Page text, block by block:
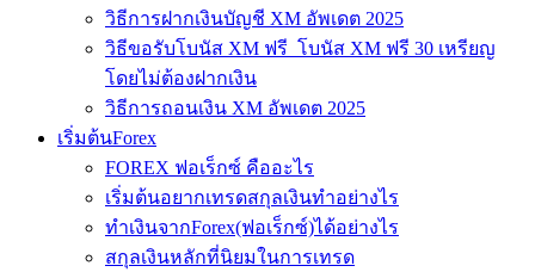
วิธีการฝากเงินบัญชี XM อัพเดต 2025
วิธีขอรับโบนัส XM ฟรี โบนัส XM ฟรี 30 เหรียญ
โดยไม่ต้องฝากเงิน
วิธีการถอนเงิน XM อัพเดต 2025
เริ่มต้นForex
FOREX ฟอเร็กซ์ คืออะไร
เริ่มต้นอยากเทรดสกุลเงินทำอย่างไร
ทำเงินจากForex(ฟอเร็กซ์)ได้อย่างไร
สกุลเงินหลักที่นิยมในการเทรด